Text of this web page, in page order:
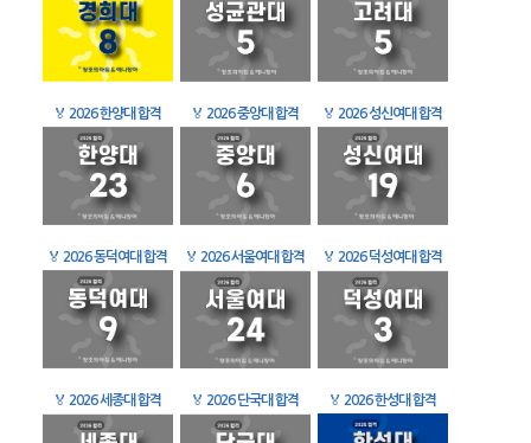
🏅 2026 한양대 합격 🏅 2026 중앙대 합격 🏅 2026 성신여대 합격
🏅 2026 동덕여대 합격 🏅 2026 서울여대 합격 🏅 2026 덕성여대 합격
🏅 2026 세종대 합격 🏅 2026 단국대 합격 🏅 2026 한성대 합격